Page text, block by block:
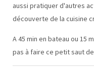
aussi pratiquer d'autres
découverte de la cuisine
A 45 min en bateau ou 15
pas à faire ce petit saut